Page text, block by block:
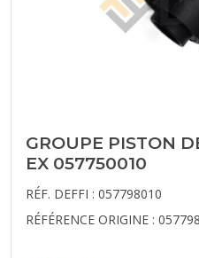
GROUPE PISTON
EX 057750010
RÉF. DEFFI : 057798010
RÉFÉRENCE ORIGINE :